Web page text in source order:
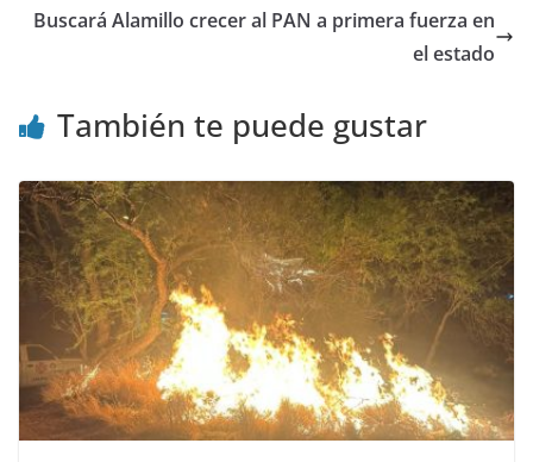
Buscará Alamillo crecer al PAN a primera fuerza en
el estado
También te puede gustar